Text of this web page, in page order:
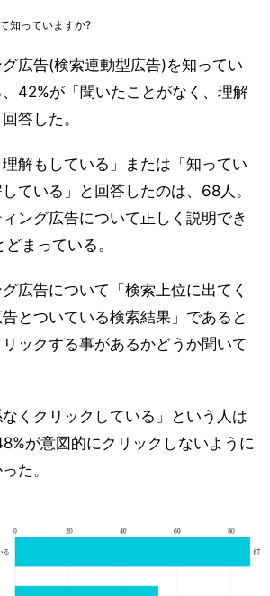
知っていますか?
広告(検索連動型広告)を知ってい
42%が「聞いたことがなく、理解
答した。
理解もしている」または「知ってい
ている」と回答したのは、68人。
ング広告について正しく説明でき
まっている。
広告について「検索上位に出てく
とついている検索結果」であると
ックする事があるかどうか聞いて
くクリックしている」という人は
が意図的にクリックしないように
た。